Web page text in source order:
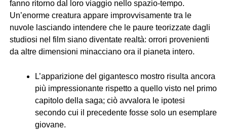
fanno ritorno dal loro viaggio nello spazio-tempo.
Un’enorme creatura appare improvvisamente tra le
nuvole lasciando intendere che le paure teorizzate dagli
studiosi nel film siano diventate realtà: orrori provenienti
da altre dimensioni minacciano ora il pianeta intero.
L’apparizione del gigantesco mostro risulta ancora
più impressionante rispetto a quello visto nel primo
capitolo della saga; ciò avvalora le ipotesi
secondo cui il precedente fosse solo un esemplare
giovane.